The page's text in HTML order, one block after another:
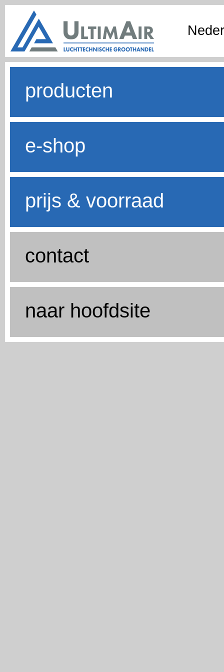
producten
e-shop
prijs & voorraad
contact
naar hoofdsite